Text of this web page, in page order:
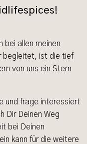
bei allen meinen
begleitet, ist die tief
von uns ein Stern
und frage interessiert
Dir Deinen Weg
bei Deinen
kann für die weitere